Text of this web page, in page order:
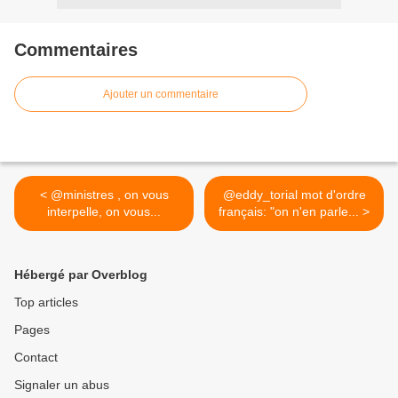
Commentaires
Ajouter un commentaire
< @ministres , on vous
interpelle, on vous...
@eddy_torial mot d'ordre
français: "on n'en parle... >
Hébergé par Overblog
Top articles
Pages
Contact
Signaler un abus